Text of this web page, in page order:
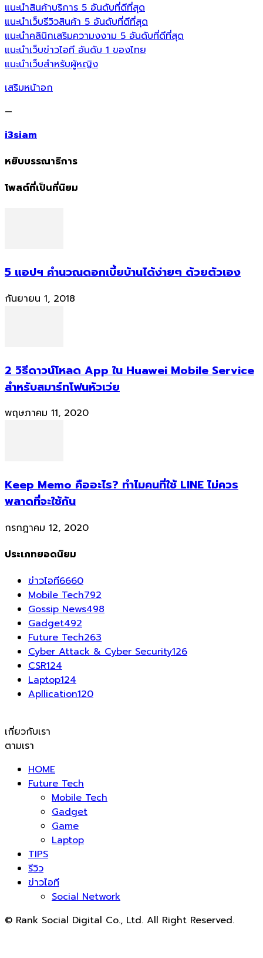
แนะนำสินค้าบริการ 5 อันดับที่ดีที่สุด
แนะนำเว็บรีวิวสินค้า 5 อันดับที่ดีที่สุด
แนะนำคลินิกเสริมความงงาม 5 อันดับที่ดีที่สุด
แนะนำเว็บข่าวไอที อันดับ 1 ของไทย
แนะนำเว็บสำหรับผู้หญิง
เสริมหน้าอก
—
i3siam
หยิบบรรณาธิการ
โพสต์ที่เป็นที่นิยม
5 แอปฯ คำนวณดอกเบี้ยบ้านได้ง่ายๆ ด้วยตัวเอง
กันยายน 1, 2018
2 วิธีดาวน์โหลด App ใน Huawei Mobile Service
สำหรับสมาร์ทโฟนหัวเว่ย
พฤษภาคม 11, 2020
Keep Memo คืออะไร? ทำไมคนที่ใช้ LINE ไม่ควร
พลาดที่จะใช้กัน
กรกฎาคม 12, 2020
ประเภทยอดนิยม
ข่าวไอที6660
Mobile Tech792
Gossip News498
Gadget492
Future Tech263
Cyber Attack & Cyber Security126
CSR124
Laptop124
Apllication120
เกี่ยวกับเรา
ตามเรา
HOME
Future Tech
Mobile Tech
Gadget
Game
Laptop
TIPS
รีวิว
ข่าวไอที
Social Network
© Rank Social Digital Co., Ltd. All Right Reserved.